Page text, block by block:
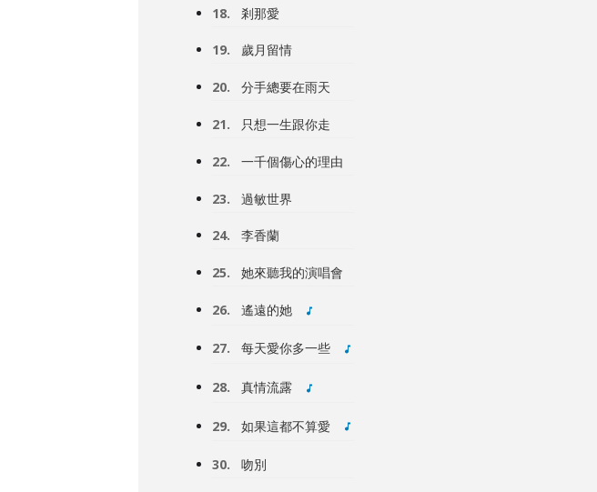
18. 剎那愛
19. 歲月留情
20. 分手總要在雨天
21. 只想一生跟你走
22. 一千個傷心的理由
23. 過敏世界
24. 李香蘭
25. 她來聽我的演唱會
26. 遙遠的她
27. 每天愛你多一些
28. 真情流露
29. 如果這都不算愛
30. 吻別